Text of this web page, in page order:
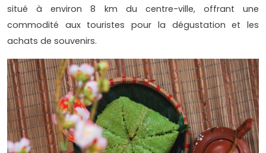
situé à environ 8 km du centre-ville, offrant une
commodité aux touristes pour la dégustation et les
achats de souvenirs.